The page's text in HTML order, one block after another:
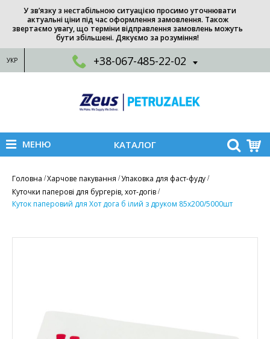
У зв’язку з нестабільною ситуацією просимо уточнювати
актуальні ціни під час оформлення замовлення. Також
звертаємо увагу, що терміни відправлення замовлень можуть
бути збільшені. Дякуємо за розуміння!
УКР +38-067-485-22-02
МЕНЮ КАТАЛОГ
Головна Харчове пакування Упаковка для фаст-фуду
Куточки паперові для бургерів, хот-догів
Куток паперовий для Хот дога б ілий з друком 85х200/5000шт